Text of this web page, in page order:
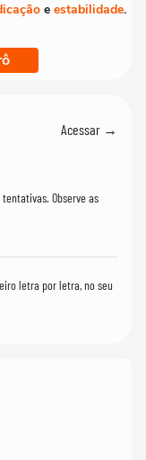
e estabilidade.
Acessar →
Observe as
letra por letra, no seu